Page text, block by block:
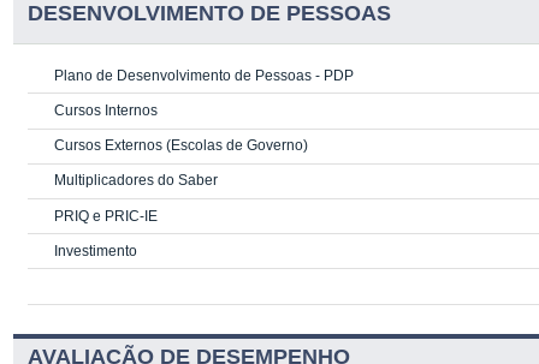
DESENVOLVIMENTO DE PESSOAS
Plano de Desenvolvimento de Pessoas - PDP
Cursos Internos
Cursos Externos (Escolas de Governo)
Multiplicadores do Saber
PRIQ e PRIC-IE
Investimento
AVALIAÇÃO DE DESEMPENHO